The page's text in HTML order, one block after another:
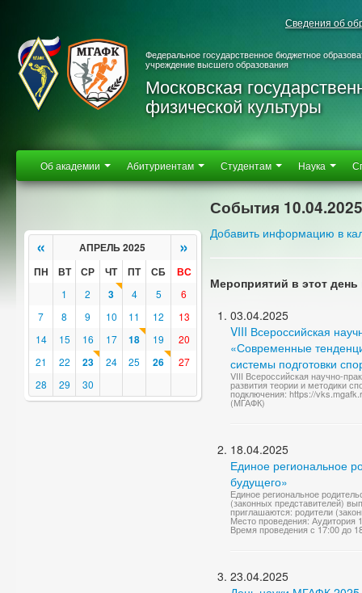
Сведения об
Федеральное государственное бюджетное
учреждение высшего образования
Московская
физической культуры
Об академии Абитуриентам Студентам Наука
« АПРЕЛЬ 2025 »
ПН ВТ СР ЧТ ПТ СБ ВС
1 2 3 4 5
6
7
8 9 10 11 12
13
14
15 16 17 18 19
20
21
22 23 24 25 26
27
28
29 30
События 10.04.2025
Добавить информацию в
Мероприятий в этот день
03.04.2025
VIII Всероссийская
«Современные
системы подготовки
VIII Всероссийская научно-
развития теории и методики
подключения: https://
(МГАФК)
18.04.2025
Единое региональное
будущего»
Единое региональное
(законных представителей)
приглашаются: родители
Место проведения: Аудитория
Время проведения с 17:00 до
23.04.2025